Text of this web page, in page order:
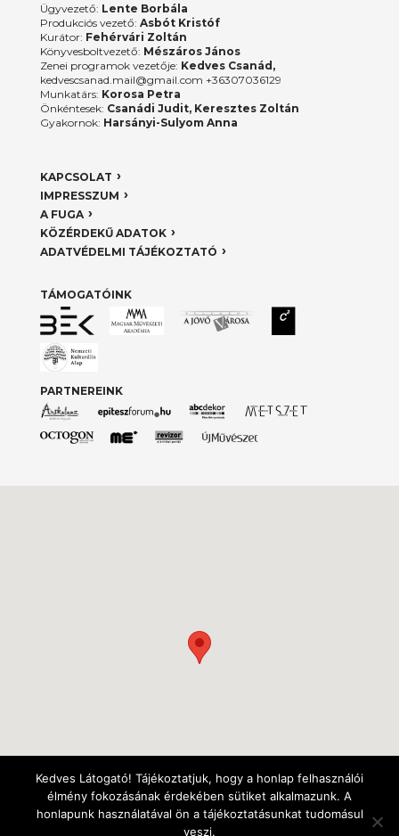
Ügyvezető: Lente Borbála
Produkciós vezető: Asbót Kristóf
Kurátor: Fehérvári Zoltán
Könyvesboltvezető: Mészáros János
Zenei programok vezetője: Kedves Csanád,
kedvescsanad.mail@gmail.com +36307036129
Munkatárs: Korosa Petra
Önkéntesek: Csanádi Judit, Keresztes Zoltán
Gyakornok: Harsányi-Sulyom Anna
KAPCSOLAT
IMPRESSZUM
A FUGA
KÖZÉRDEKŰ ADATOK
ADATVÉDELMI TÁJÉKOZTATÓ
TÁMOGATÓINK
PARTNEREINK
Kedves Látogató! Tájékoztatjuk, hogy a honlap felhasználói
élmény fokozásának érdekében sütiket alkalmazunk. A
honlapunk használatával ön a tájékoztatásunkat tudomásul
veszi.